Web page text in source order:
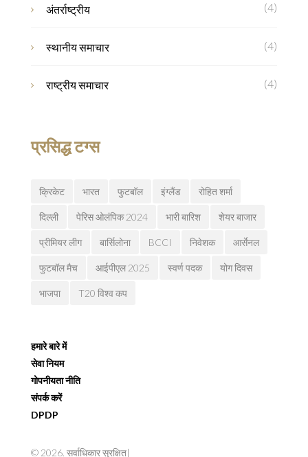
अंतर्राष्ट्रीय (4)
स्थानीय समाचार (4)
राष्ट्रीय समाचार (4)
प्रसिद्ध टग्स
क्रिकेट भारत फुटबॉल इंग्लैंड रोहित शर्मा
दिल्ली पेरिस ओलंपिक 2024 भारी बारिश शेयर बाजार
प्रीमियर लीग बार्सिलोना BCCI निवेशक आर्सेनल
फुटबॉल मैच आईपीएल 2025 स्वर्ण पदक योग दिवस
भाजपा T20 विश्व कप
हमारे बारे में
सेवा नियम
गोपनीयता नीति
संपर्क करें
DPDP
© 2026. सर्वाधिकार सुरक्षित|